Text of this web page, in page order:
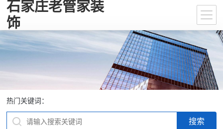
石家庄老管家装
饰
热门关键词：